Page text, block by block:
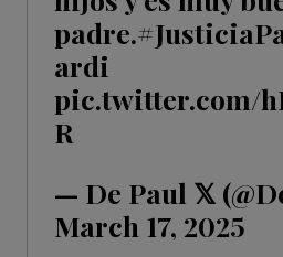
padre.
ardi
pic.twitter.com/
R
— De Paul 𝕏
March 17, 2025